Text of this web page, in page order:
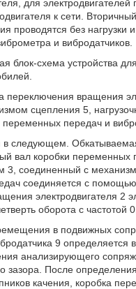
для
к сети.
проводятся без
и вибродатчиков.
блок-схема устройства
вращения
сцепления 5,
передач и
в следующем.
вал коробки
3, соединенный с
соединяется с
электродвигателя 2
оборота с частотой
в подвижных
9 определяется
анализирующего
зазора. После
качения, коробка